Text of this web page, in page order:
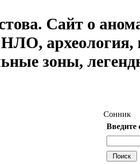
Сайт о
археология,
зоны,
Сонник
Введите